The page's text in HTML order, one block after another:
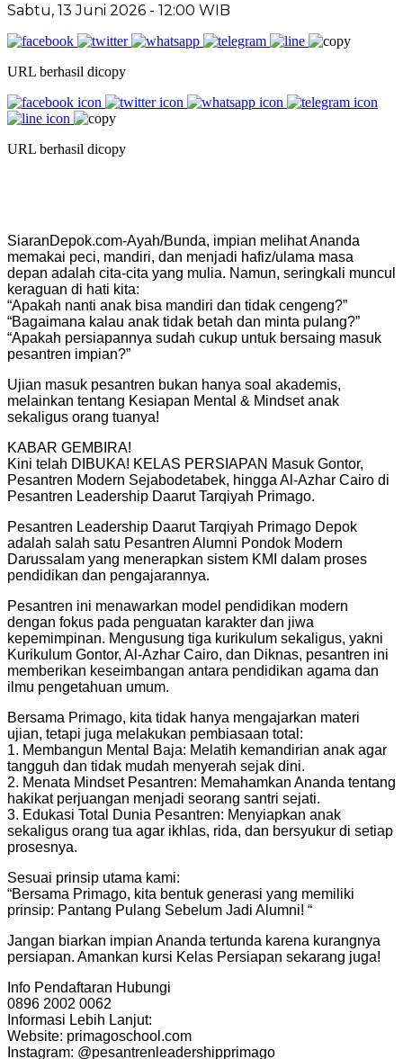
Sabtu, 13 Juni 2026 - 12:00 WIB
URL berhasil dicopy
URL berhasil dicopy
SiaranDepok.com-Ayah/Bunda, impian melihat Ananda
memakai peci, mandiri, dan menjadi hafiz/ulama masa
depan adalah cita-cita yang mulia. Namun, seringkali muncul
keraguan di hati kita:
“Apakah nanti anak bisa mandiri dan tidak cengeng?”
“Bagaimana kalau anak tidak betah dan minta pulang?”
“Apakah persiapannya sudah cukup untuk bersaing masuk
pesantren impian?”
Ujian masuk pesantren bukan hanya soal akademis,
melainkan tentang Kesiapan Mental & Mindset anak
sekaligus orang tuanya!
KABAR GEMBIRA!
Kini telah DIBUKA! KELAS PERSIAPAN Masuk Gontor,
Pesantren Modern Sejabodetabek, hingga Al-Azhar Cairo di
Pesantren Leadership Daarut Tarqiyah Primago.
Pesantren Leadership Daarut Tarqiyah Primago Depok
adalah salah satu Pesantren Alumni Pondok Modern
Darussalam yang menerapkan sistem KMI dalam proses
pendidikan dan pengajarannya.
Pesantren ini menawarkan model pendidikan modern
dengan fokus pada penguatan karakter dan jiwa
kepemimpinan. Mengusung tiga kurikulum sekaligus, yakni
Kurikulum Gontor, Al-Azhar Cairo, dan Diknas, pesantren ini
memberikan keseimbangan antara pendidikan agama dan
ilmu pengetahuan umum.
Bersama Primago, kita tidak hanya mengajarkan materi
ujian, tetapi juga melakukan pembiasaan total:
1. Membangun Mental Baja: Melatih kemandirian anak agar
tangguh dan tidak mudah menyerah sejak dini.
2. ⁠Menata Mindset Pesantren: Memahamkan Ananda tentang
hakikat perjuangan menjadi seorang santri sejati.
3. Edukasi Total Dunia Pesantren: Menyiapkan anak
sekaligus orang tua agar ikhlas, rida, dan bersyukur di setiap
prosesnya.
Sesuai prinsip utama kami:
“Bersama Primago, kita bentuk generasi yang memiliki
prinsip: Pantang Pulang Sebelum Jadi Alumni! “
Jangan biarkan impian Ananda tertunda karena kurangnya
persiapan. Amankan kursi Kelas Persiapan sekarang juga!
Info Pendaftaran Hubungi
0896 2002 0062
Informasi Lebih Lanjut:
Website: primagoschool.com
Instagram: @pesantrenleadershipprimago